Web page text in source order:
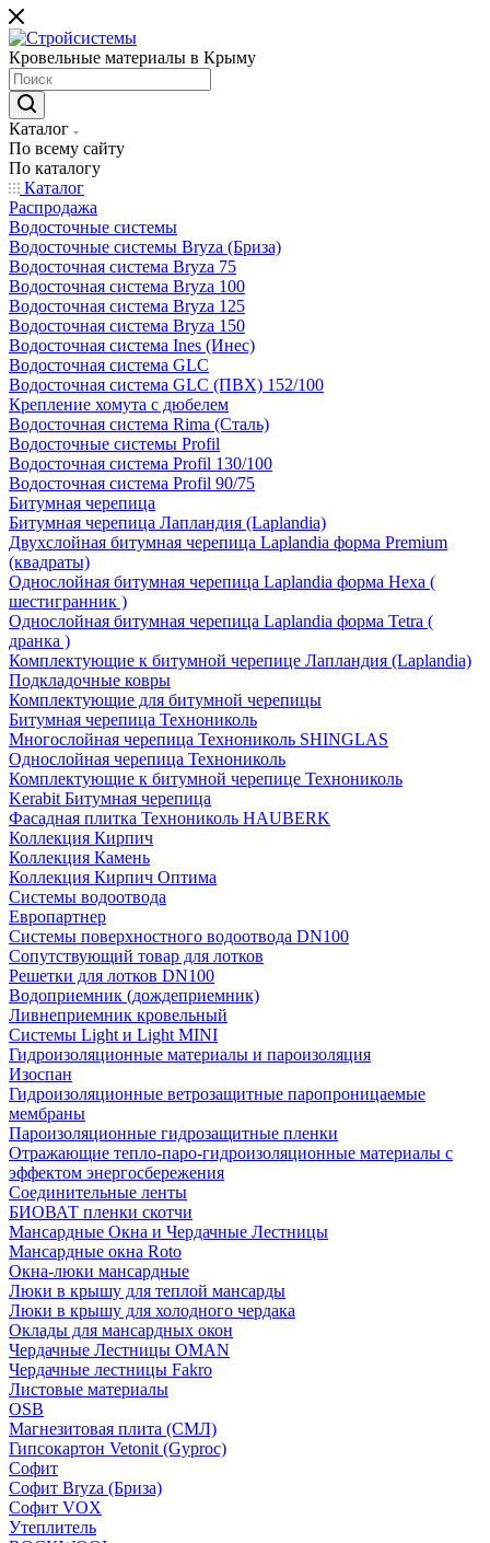
Кровельные материалы в Крыму
Каталог
По всему сайту
По каталогу
Каталог
Распродажа
Водосточные системы
Водосточные системы Bryza (Бриза)
Водосточная система Bryza 75
Водосточная система Bryza 100
Водосточная система Bryza 125
Водосточная система Bryza 150
Водосточная система Ines (Инес)
Водосточная система GLC
Водосточная система GLC (ПВХ) 152/100
Крепление хомута с дюбелем
Водосточная система Rima (Сталь)
Водосточные системы Profil
Водосточная система Profil 130/100
Водосточная система Profil 90/75
Битумная черепица
Битумная черепица Лапландия (Laplandia)
Двухслойная битумная черепица Laplandia форма Premium
(квадраты)
Однослойная битумная черепица Laplandia форма Hexa (
шестигранник )
Однослойная битумная черепица Laplandia форма Tetra (
дранка )
Комплектующие к битумной черепице Лапландия (Laplandia)
Подкладочные ковры
Комплектующие для битумной черепицы
Битумная черепица Технониколь
Многослойная черепица Технониколь SHINGLAS
Однослойная черепица Технониколь
Комплектующие к битумной черепице Технониколь
Kerabit Битумная черепица
Фасадная плитка Технониколь HAUBERK
Кол​лекция Кирпич
Кол​лекция Камень
Коллекция Кирпич Оптима
Системы водоотвода
Европартнер
Системы поверхностного водоотвода DN100
Сопутствующий товар для лотков
Решетки для лотков DN100
Водоприемник (дождеприемник)
Ливнеприемник кровельный
Системы Light и Light MINI
Гидроизоляционные материалы и пароизоляция
Изоспан
Гидроизоляционные ветрозащитные паропроницаемые
мембраны
Пароизоляционные гидрозащитные пленки
Отражающие тепло-паро-гидроизоляционные материалы с
эффектом энергосбережения
Соединительные ленты
БИОВАТ пленки скотчи
Мансардные Окна и Чердачные Лестницы
Мансардные окна Roto
Окна-люки мансардные
Люки в крышу для теплой мансарды
Люки в крышу для холодного чердака
Оклады для мансардных окон
Чердачные Лестницы OMAN
Чердачные лестницы Fakro
Листовые материалы
OSB
Магнезитовая плита (СМЛ)
Гипсокартон Vetonit (Gyproc)
Софит
Софит Bryza (Бриза)
Софит VOX
Утеплитель